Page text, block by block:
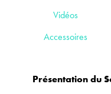
Vidéos
Accessoires
Présentation du